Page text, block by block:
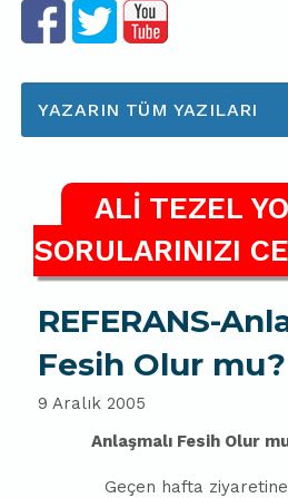
YAZARIN TÜM YAZILARI
ALİ TEZEL
SORULARINIZI
REFERANS-
Fesih Olur mu?
9 Aralık 2005
Anlaşmalı Fesih Olur
Geçen hafta